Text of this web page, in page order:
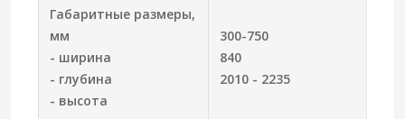
Габаритные размеры,
мм
- ширина
- глубина
- высота
300-750
840
2010 - 2235